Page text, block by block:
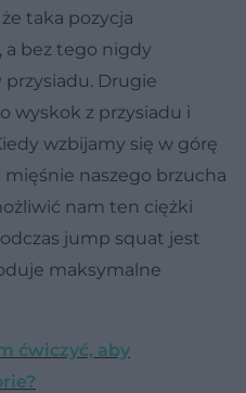
taka pozycja
a bez tego nigdy
Drugie
wyskok z przysiadu i
wzbijamy się w górę
naszego brzucha
nam ten ciężki
jump squat jest
maksymalne
ćwiczyć, aby